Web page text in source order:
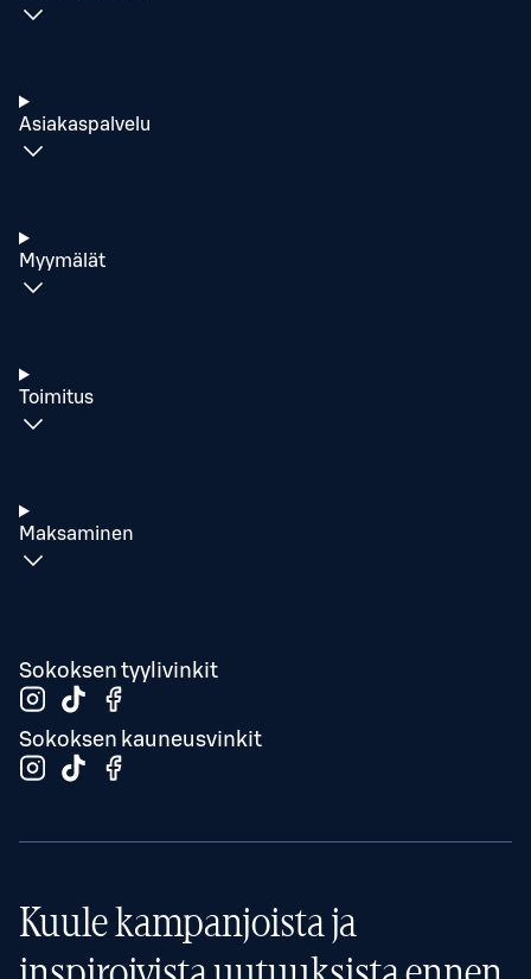
Asiakaspalvelu
Myymälät
Toimitus
Maksaminen
Sokoksen tyylivinkit
Sokoksen kauneusvinkit
Kuule kampanjoista ja